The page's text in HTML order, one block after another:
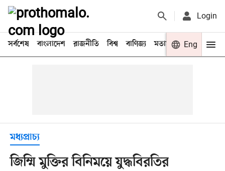
Login
সর্বশেষ বাংলাদেশ রাজনীতি বিশ্ব বাণিজ্য মতামত খেলা
Eng
মধ্যপ্রাচ্য
জিম্মি মুক্তির বিনিময়ে যুদ্ধবিরতির